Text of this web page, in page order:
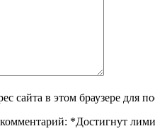
сайта в этом браузере для
*Достигнут